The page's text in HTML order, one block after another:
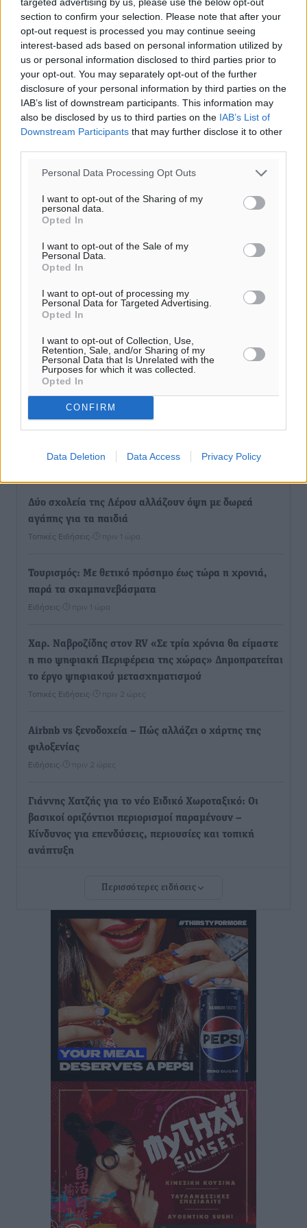
section to confirm your selection. Please note that after your
opt-out request is processed you may continue seeing
interest-based ads based on personal information utilized by
us or personal information disclosed to third parties prior to
your opt-out. You may separately opt-out of the further
disclosure of your personal information by third parties on the
IAB’s list of downstream participants. This information may
also be disclosed by us to third parties on the IAB’s List of
Downstream Participants that may further disclose it to other
Personal Data Processing Opt Outs
I want to opt-out of the Sharing of my
personal data.
Opted In
I want to opt-out of the Sale of my
Personal Data.
Opted In
I want to opt-out of processing my
Personal Data for Targeted Advertising.
Opted In
I want to opt-out of Collection, Use,
Retention, Sale, and/or Sharing of my
Personal Data that Is Unrelated with the
Purposes for which it was collected.
Opted In
CONFIRM
Data Deletion Data Access Privacy Policy
Καιρός «hot – dry – windy» τις επόμενες 48 ώρες στη
πριν 48 λεπτά
Δύο σχολεία της Λέρου αλλάζουν όψη με δωρεά
αγάπης για τα παιδιά
Τοπικές Ειδήσεις πριν 1 ώρα
Τουρισμός: Με θετικό πρόσημο έως τώρα η χρονιά,
παρά τα σκαμπανεβάσματα
Ειδήσεις πριν 1 ώρα
Χαρ. Ναβροζίδης στον RV «Σε τρία χρόνια θα είμαστε
η πιο ψηφιακή Περιφέρεια της χώρας» Δημοπρατείται
το έργο ψηφιακού μετασχηματισμού
Τοπικές Ειδήσεις πριν 2 ώρες
Airbnb vs ξενοδοχεία – Πώς αλλάζει ο χάρτης της
φιλοξενίας
Ειδήσεις πριν 2 ώρες
Γιάννης Χατζής για το νέο Ειδικό Χωροταξικό: Οι
βασικοί οριζόντιοι περιορισμοί παραμένουν –
Κίνδυνος για επενδύσεις, περιουσίες και τοπική
ανάπτυξη
δεν υπάρχουν περιθώρια εφησυχασμού
• πριν 2 ώρες
Στον Άγιο Νικόλαο Χάλκης ανοίγει ξανά το
ανανεωμένο εκκλησιαστικό μουσείο από τη Λέσχη
Lions Χάλκης
Τοπικές Ειδήσεις• πριν 2 ώρες
Ρόδος: «Βουλιάζει» από τουρίστες – Πάνω από 1 εκατ.
επιβάτες και 55 κρουαζιερόπλοια
Τοπικές Ειδήσεις πριν 2 ώρες
Γ’ Εθνική Κατηγορία: Οι ημερομηνίες των
αγωνιστικών της κανονικής περιόδου
πριν 7 ώρες
Συνελήφθησαν δύο άτομα στην Κάρπαθο για άγρα
πελατών
Περισσότερες ειδήσεις